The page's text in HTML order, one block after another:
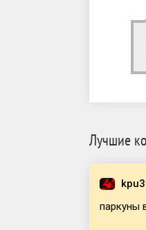
Лучшие
паркуны